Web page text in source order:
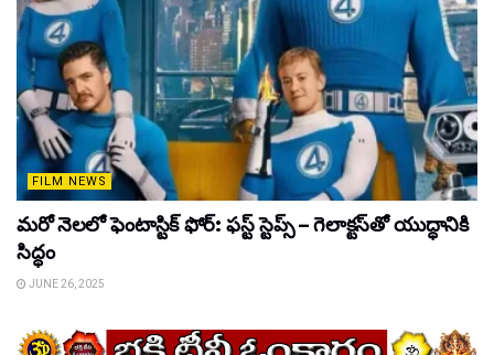
FILM NEWS
మరో నెలలో ఫెంటాస్టిక్ ఫోర్: ఫస్ట్ స్టెప్స్ – గెలాక్టస్‌తో యుద్ధానికి
సిద్ధం
JUNE 26, 2025